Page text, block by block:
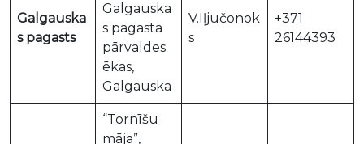
Galgauska
s pagasts
Galgauska
s pagasta
pārvaldes
ēkas,
Galgauska
V.Iļjučonok
s
+371
26144393
“Tornīšu
māja”,